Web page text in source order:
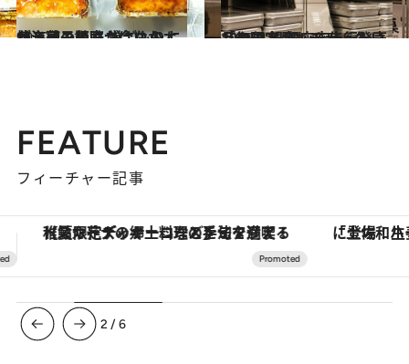
2020.4.21
北海道の美味が今ならオンライン販売 巣ごもりに焼き菓子やカニはいかが？
グルメ 2019.4.6
「無印 銀座」で叶えたい10のコト 銀座店先行発売品や限定品もチェック
ライフスタイル
FEATURE
フィーチャー記事
「土佐和ハーブかき氷」がOMO7高知に登場！生姜、山椒、大葉など目にも舌にも涼を呼ぶ郷土の味 ヴァシュロン・コンスタンタ
3 /6